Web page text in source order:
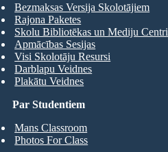
Par Studentiem
Mans Classroom
Photos For Class
Bezmaksas Versija Skolotājiem
Rajona Paketes
Skolu Bibliotēkas un Mediju Centri
Apmācības Sesijas
Visi Skolotāju Resursi
Darblapu Veidnes
Plakātu Veidnes